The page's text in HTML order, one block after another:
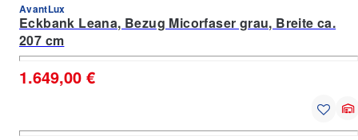
AvantLux
Eckbank Leana, Bezug Micorfaser grau, Breite ca.
207 cm
1.649,00 €